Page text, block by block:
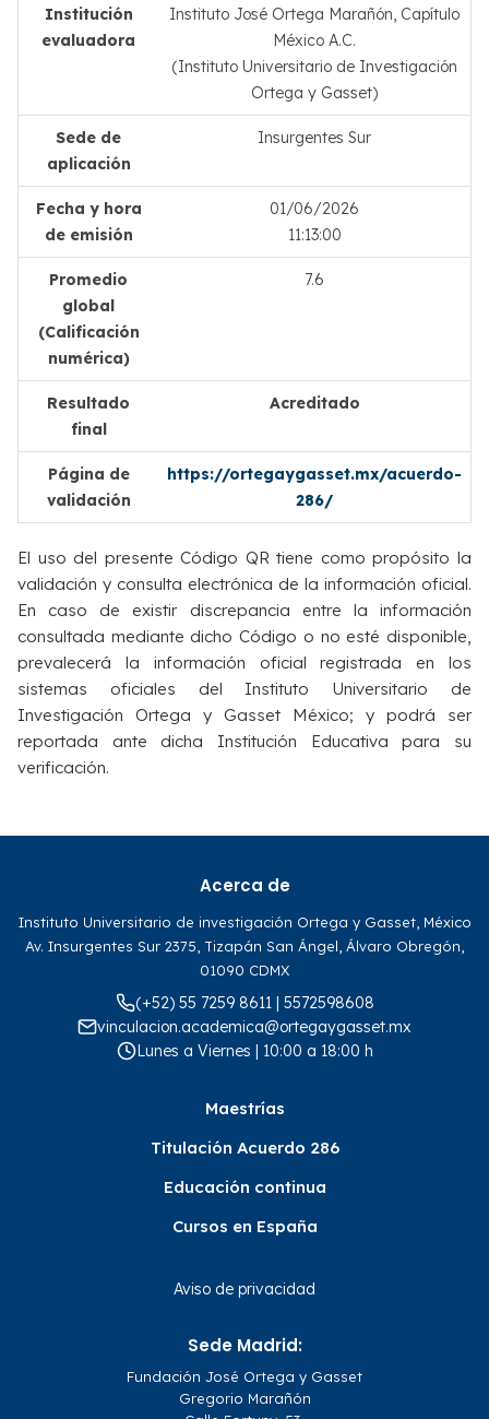
Institución
evaluadora
Instituto José Ortega Marañón, Capítulo
México A.C.
(Instituto Universitario de Investigación
Ortega y Gasset)
Sede de
aplicación
Insurgentes Sur
Fecha y hora
de emisión
01/06/2026
11:13:00
Promedio
global
(Calificación
numérica)
7.6
Resultado
final
Acreditado
Página de
validación
https://ortegaygasset.mx/acuerdo-
286/
El uso del presente Código QR tiene como propósito la
validación y consulta electrónica de la información oficial.
En caso de existir discrepancia entre la información
consultada mediante dicho Código o no esté disponible,
prevalecerá la información oficial registrada en los
sistemas oficiales del Instituto Universitario de
Investigación Ortega y Gasset México; y podrá ser
reportada ante dicha Institución Educativa para su
verificación.
Acerca de
Instituto Universitario de investigación Ortega y Gasset, México
Av. Insurgentes Sur 2375, Tizapán San Ángel, Álvaro Obregón,
01090 CDMX
(+52) 55 7259 8611 | 5572598608
vinculacion.academica@ortegaygasset.mx
Lunes a Viernes | 10:00 a 18:00 h
Maestrías
Titulación Acuerdo 286
Educación continua
Cursos en España
Aviso de privacidad
Sede Madrid:
Fundación José Ortega y Gasset
Gregorio Marañón